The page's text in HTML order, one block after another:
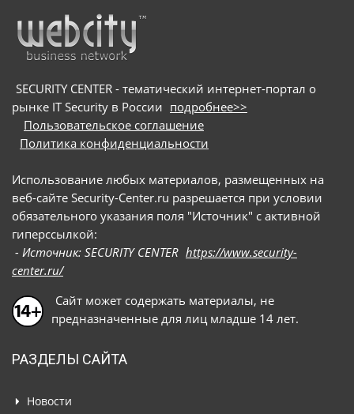
SECURITY CENTER - тематический интернет-портал о
рынке IT Security в России подробнее>>
Пользовательское соглашение
Политика конфиденциальности
Использование любых материалов, размещенных на
веб-сайте Security-Center.ru разрешается при условии
обязательного указания поля "Источник" с активной
гиперссылкой:
- Источник: SECURITY CENTER https://www.security-
center.ru/
Сайт может содержать материалы, не
предназначенные для лиц младше 14 лет.
РАЗДЕЛЫ САЙТА
Новости